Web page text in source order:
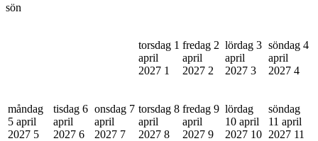
sön
torsdag 1
april
2027 1
fredag 2
april
2027 2
lördag 3
april
2027 3
söndag 4
april
2027 4
måndag
5 april
2027 5
tisdag 6
april
2027 6
onsdag 7
april
2027 7
torsdag 8
april
2027 8
fredag 9
april
2027 9
lördag
10 april
2027 10
söndag
11 april
2027 11